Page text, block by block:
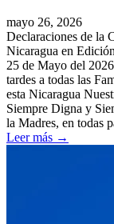
mayo 26, 2026
Declaraciones de la
Nicaragua en
25 de Mayo del
tardes a todas las
esta Nicaragua
Siempre Digna y
la Madres, en todas
Leer más →